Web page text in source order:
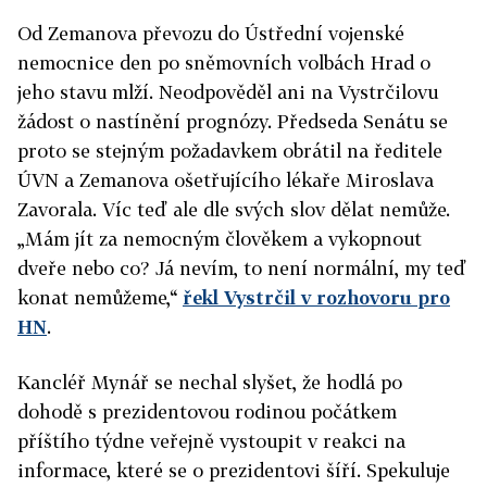
Od Zemanova převozu do Ústřední vojenské
nemocnice den po sněmovních volbách Hrad o
jeho stavu mlží. Neodpověděl ani na Vystrčilovu
žádost o nastínění prognózy. Předseda Senátu se
proto se stejným požadavkem obrátil na ředitele
ÚVN a Zemanova ošetřujícího lékaře Miroslava
Zavorala. Víc teď ale dle svých slov dělat nemůže.
„Mám jít za nemocným člověkem a vykopnout
dveře nebo co? Já nevím, to není normální, my teď
konat nemůžeme,“ řekl Vystrčil v rozhovoru pro
HN.
Kancléř Mynář se nechal slyšet, že hodlá po
dohodě s prezidentovou rodinou počátkem
příštího týdne veřejně vystoupit v reakci na
informace, které se o prezidentovi šíří. Spekuluje